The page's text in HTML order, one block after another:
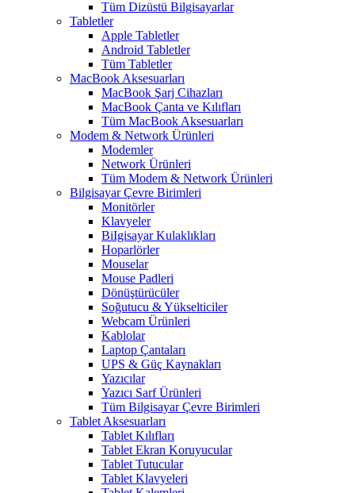
Tüm Dizüstü Bilgisayarlar
Tabletler
Apple Tabletler
Android Tabletler
Tüm Tabletler
MacBook Aksesuarları
MacBook Şarj Cihazları
MacBook Çanta ve Kılıfları
Tüm MacBook Aksesuarları
Modem & Network Ürünleri
Modemler
Network Ürünleri
Tüm Modem & Network Ürünleri
Bilgisayar Çevre Birimleri
Monitörler
Klavyeler
BiIgisayar Kulaklıkları
Hoparlörler
Mouselar
Mouse Padleri
Dönüştürücüler
Soğutucu & Yükselticiler
Webcam Ürünleri
Kablolar
Laptop Çantaları
UPS & Güç Kaynakları
Yazıcılar
Yazıcı Sarf Ürünleri
Tüm Bilgisayar Çevre Birimleri
Tablet Aksesuarları
Tablet Kılıfları
Tablet Ekran Koruyucular
Tablet Tutucular
Tablet Klavyeleri